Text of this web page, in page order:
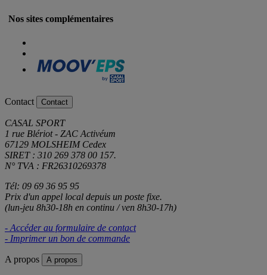
Nos sites complémentaires
Contact Contact
CASAL SPORT
1 rue Blériot - ZAC Activéum
67129 MOLSHEIM Cedex
SIRET : 310 269 378 00 157.
N° TVA : FR26310269378
Tél: 09 69 36 95 95
Prix d'un appel local depuis un poste fixe.
(lun-jeu 8h30-18h en continu / ven 8h30-17h)
- Accéder au formulaire de contact
- Imprimer un bon de commande
A propos A propos